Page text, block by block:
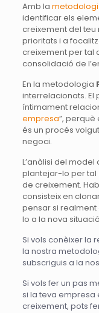
Amb la
identificar els
creixement del teu
prioritats i a
creixement per tal
consolidació de
En la metodologia
interrelacionats. El
íntimament
empresa”, perquè
és un procés
negoci.
L’anàlisi del
plantejar-lo per tal
de creixement.
consisteix en
pensar si
lo a la nova
Si vols conèixer la
la nostra
subscriguis a la
Si vols fer un pas
si la teva
creixement, pots